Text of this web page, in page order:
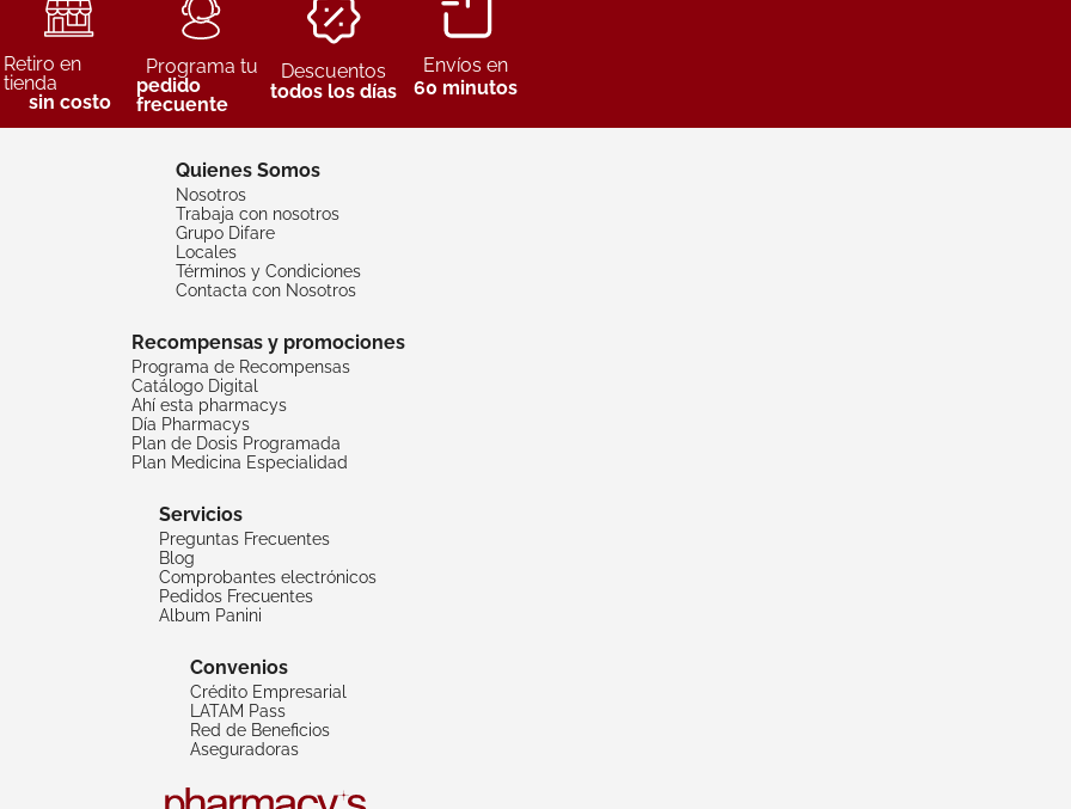
Retiro en
tienda
sin costo
Programa tu
pedido
frecuente
Descuentos
todos los días
Envíos en
60 minutos
Quienes Somos
Nosotros
Trabaja con nosotros
Grupo Difare
Locales
Términos y Condiciones
Contacta con Nosotros
Recompensas y promociones
Programa de Recompensas
Catálogo Digital
Ahí esta pharmacys
Día Pharmacys
Plan de Dosis Programada
Plan Medicina Especialidad
Servicios
Preguntas Frecuentes
Blog
Comprobantes electrónicos
Pedidos Frecuentes
Album Panini
Convenios
Crédito Empresarial
LATAM Pass
Red de Beneficios
Aseguradoras